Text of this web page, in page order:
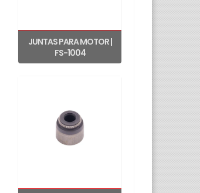
JUNTAS PARA MOTOR |
FS-1004